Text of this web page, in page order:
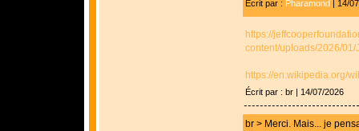
Écrit par : Pharamond| 14/
https://
content/uploads/2026/01/
https://en.wikipedia.org/
Écrit par : br | 14/07/2026
br > Merci. Mais... je